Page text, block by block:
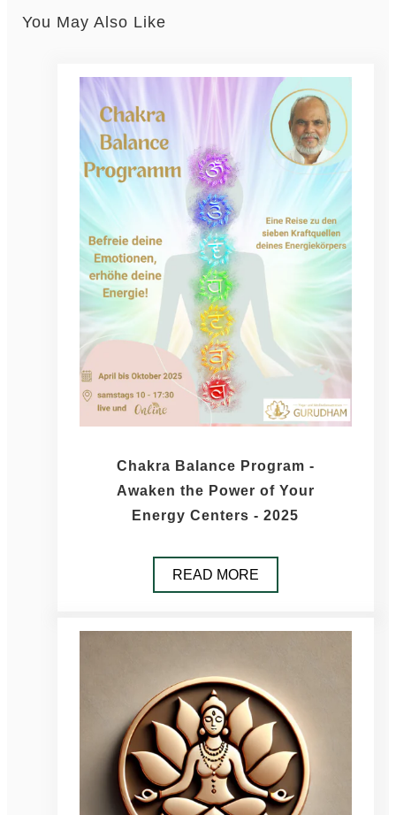
You May Also Like
Chakra Balance Program -
Awaken the Power of Your
Energy Centers - 2025
READ MORE